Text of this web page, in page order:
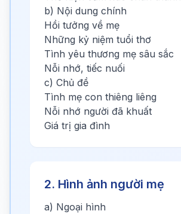
b) Nội dung chính
Hồi tưởng về mẹ
Những kỷ niệm tuổi thơ
Tình yêu thương mẹ sâu sắc
Nỗi nhớ, tiếc nuối
c) Chủ đề
Tình mẹ con thiêng liêng
Nỗi nhớ người đã khuất
Giá trị gia đình
2. Hình ảnh người mẹ
a) Ngoại hình